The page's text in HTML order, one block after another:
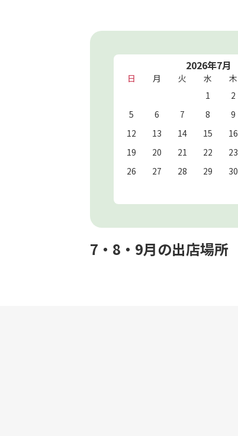
2026年7月
日 月 火 水 木
1
2
5
6 7 8 9
12
13 14 15 16
19
20 21 22 23
26
27 28 29 30
7・8・9月の出店場所